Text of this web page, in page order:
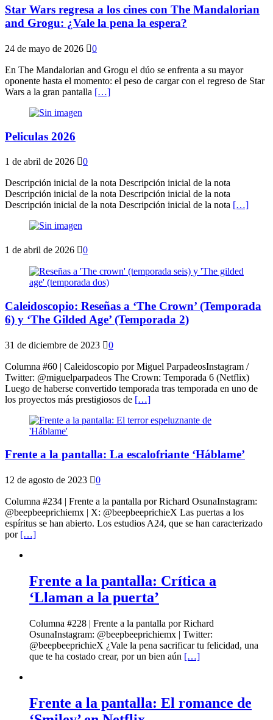
Star Wars regresa a los cines con The Mandalorian
and Grogu: ¿Vale la pena la espera?
24 de mayo de 2026 0
En The Mandalorian and Grogu el dúo se enfrenta a su mayor
oponente hasta el momento: el peso de cargar con el regreso de Star
Wars a la gran pantalla […]
Peliculas 2026
1 de abril de 2026 0
Descripción inicial de la nota Descripción inicial de la nota
Descripción inicial de la nota Descripción inicial de la nota
Descripción inicial de la nota Descripción inicial de la nota […]
1 de abril de 2026 0
Caleidoscopio: Reseñas a ‘The Crown’ (Temporada
6) y ‘The Gilded Age’ (Temporada 2)
31 de diciembre de 2023 0
Columna #60 | Caleidoscopio por Miguel ParpadeosInstagram /
Twitter: @miguelparpadeos The Crown: Temporada 6 (Netflix)
Luego de haberse convertido temporada tras temporada en uno de
los proyectos más prestigiosos de […]
Frente a la pantalla: La escalofriante ‘Háblame’
12 de agosto de 2023 0
Columna #234 | Frente a la pantalla por Richard OsunaInstagram:
@beepbeeprichiemx | X: @beepbeeprichieX Las puertas a los
espíritus se han abierto. Los estudios A24, que se han caracterizado
por […]
Frente a la pantalla: Crítica a
‘Llaman a la puerta’
Columna #228 | Frente a la pantalla por Richard
OsunaInstagram: @beepbeeprichiemx | Twitter:
@beepbeeprichieX ¿Vale la pena sacrificar tu felicidad, una
que te ha costado crear, por un bien aún […]
Frente a la pantalla: El romance de